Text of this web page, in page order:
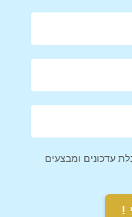
עדכונים ומבצעים
!